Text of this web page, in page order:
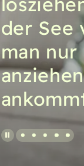
der See
man